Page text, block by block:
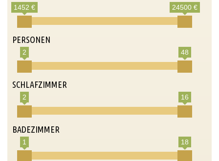
1452 € 24500 €
PERSONEN
2 48
SCHLAFZIMMER
2 16
BADEZIMMER
1 18